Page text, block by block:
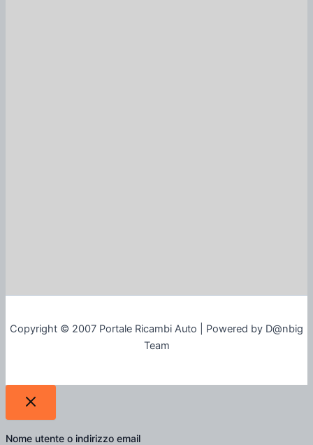
Copyright © 2007 Portale Ricambi Auto | Powered by D@nbig
Team
Nome utente o indirizzo email